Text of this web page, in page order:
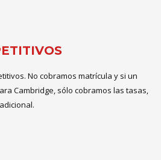
No cobramos matrícula y si un
Cambridge, sólo cobramos las tasas,